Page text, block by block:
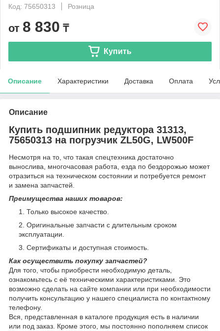
Код: 75650313
Розница
от 8 830 ₸
Купить
Описание Характеристики Доставка Оплата
Описание
Купить подшипник редуктора 31313,
75650313 на погрузчик ZL50G, LW500F
Несмотря на то, что такая спецтехника достаточно
вынослива, многочасовая работа, езда по бездорожью может
отразиться на техническом состоянии и потребуется ремонт
и замена запчастей.
Преимущества наших товаров:
Только высокое качество.
Оригинальные запчасти с длительным сроком
эксплуатации.
Сертификаты и доступная стоимость.
Как осуществить покупку запчастей?
Для того, чтобы приобрести необходимую деталь,
ознакомьтесь с её техническими характеристиками. Это
возможно сделать на сайте компании или при необходимости
получить консультацию у нашего специалиста по контактному
телефону.
Вся, представленная в каталоге продукция есть в наличии
или под заказ. Кроме этого, мы постоянно пополняем список